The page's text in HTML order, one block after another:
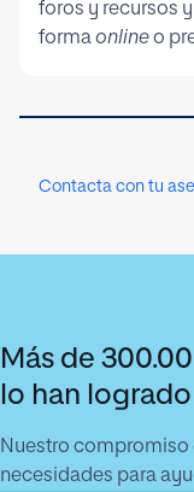
foros y recursos
formaonlineo
Contacta con tu
Más de
lo han logrado
Nuestro compromiso
necesidades para